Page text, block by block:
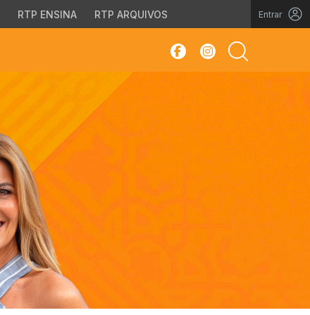
RTP ENSINA RTP ARQUIVOS Entrar